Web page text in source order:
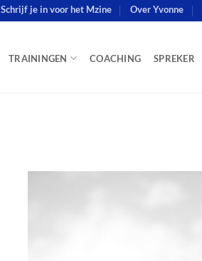
Schrijf je in voor het Mzine Over Yvonne
TRAININGEN COACHING SPREKER